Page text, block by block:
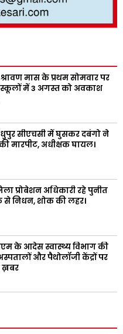
मास के प्रथम सोमवार पर
स्कूलों में 3 अगस्त को अवकाश
सीएचसी में घुसकर दबंगो ने
मारपीट, अधीक्षक घायल।
प्रोबेशन अधिकारी रहे पुनीत
से निधन, शोक की लहर।
के आदेस स्वास्थ्य विभाग की
और पैथोलॉजी केंद्रों पर
ख़बर